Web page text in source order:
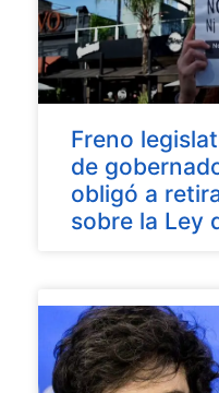
Freno
de
obligó a
sobre la Ley